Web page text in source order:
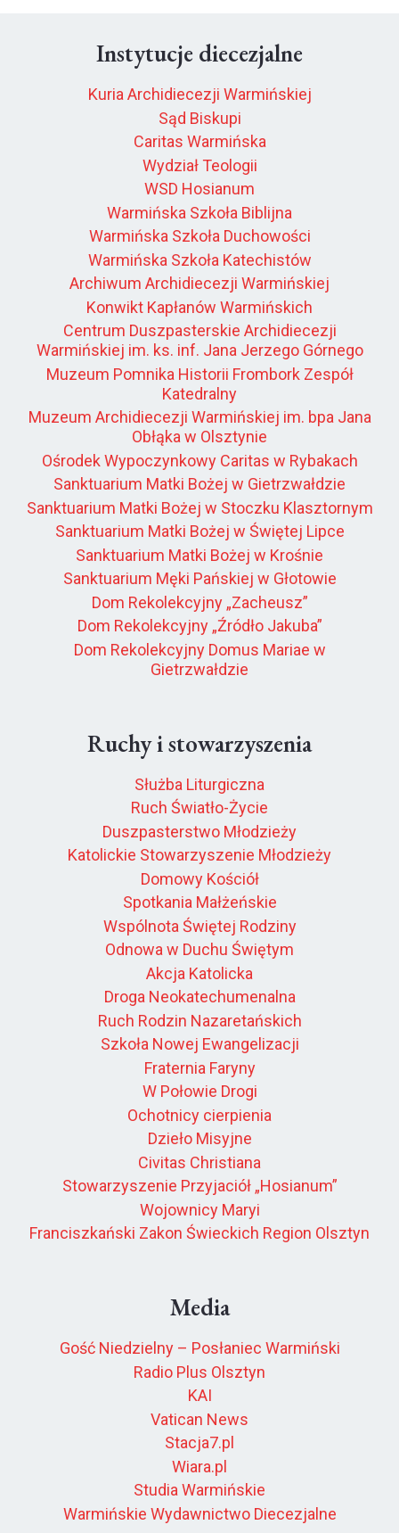
Instytucje diecezjalne
Kuria Archidiecezji Warmińskiej
Sąd Biskupi
Caritas Warmińska
Wydział Teologii
WSD Hosianum
Warmińska Szkoła Biblijna
Warmińska Szkoła Duchowości
Warmińska Szkoła Katechistów
Archiwum Archidiecezji Warmińskiej
Konwikt Kapłanów Warmińskich
Centrum Duszpasterskie Archidiecezji
Warmińskiej im. ks. inf. Jana Jerzego Górnego
Muzeum Pomnika Historii Frombork Zespół
Katedralny
Muzeum Archidiecezji Warmińskiej im. bpa Jana
Obłąka w Olsztynie
Ośrodek Wypoczynkowy Caritas w Rybakach
Sanktuarium Matki Bożej w Gietrzwałdzie
Sanktuarium Matki Bożej w Stoczku Klasztornym
Sanktuarium Matki Bożej w Świętej Lipce
Sanktuarium Matki Bożej w Krośnie
Sanktuarium Męki Pańskiej w Głotowie
Dom Rekolekcyjny „Zacheusz”
Dom Rekolekcyjny „Źródło Jakuba”
Dom Rekolekcyjny Domus Mariae w
Gietrzwałdzie
Ruchy i stowarzyszenia
Służba Liturgiczna
Ruch Światło-Życie
Duszpasterstwo Młodzieży
Katolickie Stowarzyszenie Młodzieży
Domowy Kościół
Spotkania Małżeńskie
Wspólnota Świętej Rodziny
Odnowa w Duchu Świętym
Akcja Katolicka
Droga Neokatechumenalna
Ruch Rodzin Nazaretańskich
Szkoła Nowej Ewangelizacji
Fraternia Faryny
W Połowie Drogi
Ochotnicy cierpienia
Dzieło Misyjne
Civitas Christiana
Stowarzyszenie Przyjaciół „Hosianum”
Wojownicy Maryi
Franciszkański Zakon Świeckich Region Olsztyn
Media
Gość Niedzielny – Posłaniec Warmiński
Radio Plus Olsztyn
KAI
Vatican News
Stacja7.pl
Wiara.pl
Studia Warmińskie
Warmińskie Wydawnictwo Diecezjalne